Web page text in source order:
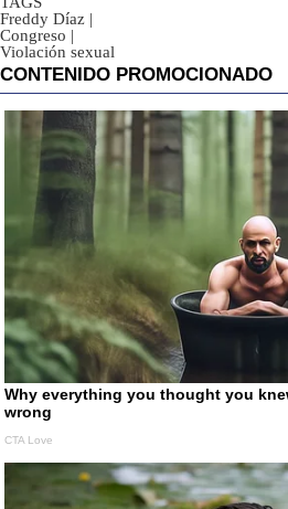
Freddy Díaz |
Congreso |
Violación sexual